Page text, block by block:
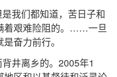
我们都知道，苦日子和
着艰难险阻的。……一旦
奋力前行。
井离乡的。2005年1